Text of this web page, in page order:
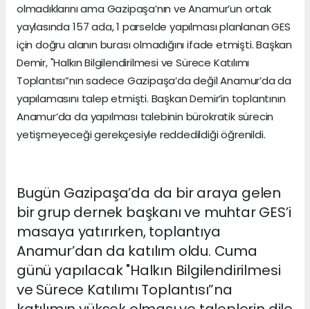
olmadıklarını ama Gazipaşa’nın ve Anamur’un ortak
yaylasında 157 ada, 1 parselde yapılması planlanan GES
için doğru alanın burası olmadığını ifade etmişti. Başkan
Demir, "Halkın Bilgilendirilmesi ve Sürece Katılımı
Toplantısı”nın sadece Gazipaşa’da değil Anamur’da da
yapılamasını talep etmişti. Başkan Demir’in toplantının
Anamur’da da yapılması talebinin bürokratik sürecin
yetişmeyeceği gerekçesiyle reddedildiği öğrenildi.
Bugün Gazipaşa’da da bir araya gelen
bir grup dernek başkanı ve muhtar GES’i
masaya yatırırken, toplantıya
Anamur’dan da katılım oldu. Cuma
günü yapılacak "Halkın Bilgilendirilmesi
ve Sürece Katılımı Toplantısı”na